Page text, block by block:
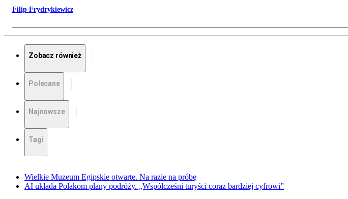
Filip Frydrykiewicz
Zobacz również
Polecane
Najnowsze
Tagi
Wielkie Muzeum Egipskie otwarte. Na razie na próbę
AI układa Polakom plany podróży. „Współcześni turyści coraz bardziej cyfrowi”